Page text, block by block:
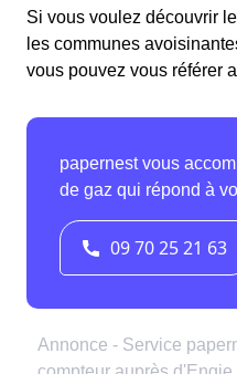
Si vous voulez découvrir
les communes
vous pouvez vous référer